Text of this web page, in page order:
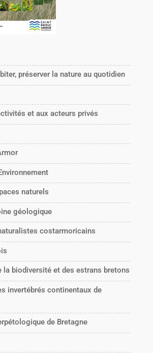
préserver la nature au quotidien
et aux acteurs privés
naturels
géologique
costarmoricains
la biodiversité et des estrans bretons
invertébrés continentaux de
de Bretagne